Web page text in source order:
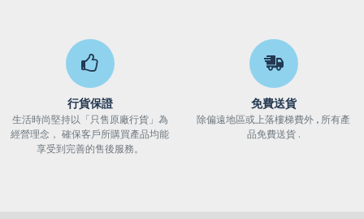
行貨保證
生活時尚堅持以「只售原廠行貨」為
經營理念， 確保客戶所購買產品均能
享受到完善的售後服務。
免費送貨
除偏遠地區或上落樓梯費外 , 所有產
品免費送貨 .